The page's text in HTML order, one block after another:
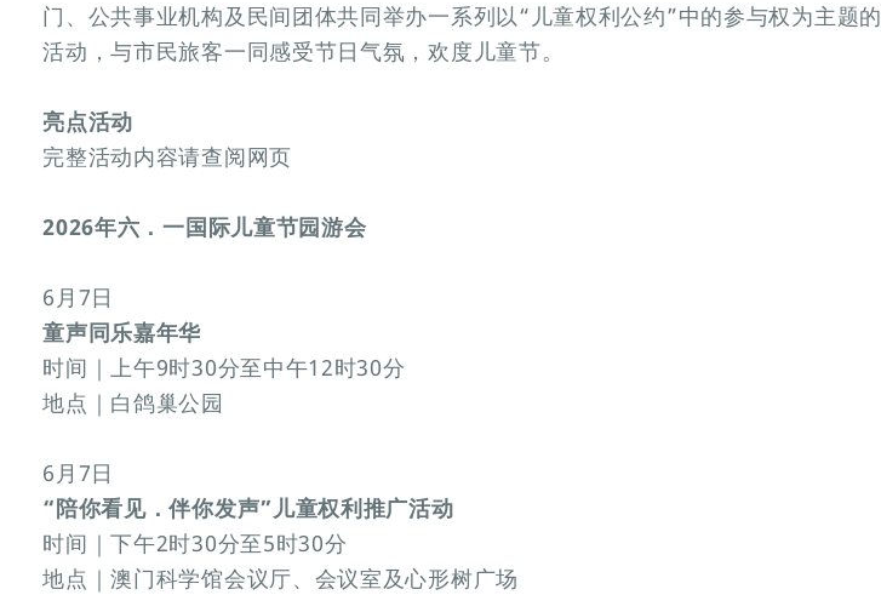
门、公共事业机构及民间团体共同举办一系列以“儿童权利公约”中的参与权为主题的
活动，与市民旅客一同感受节日气氛，欢度儿童节。
亮点活动
完整活动内容请查阅网页
2026年六．一国际儿童节园游会
6月7日
童声同乐嘉年华
时间｜上午9时30分至中午12时30分
地点｜白鸽巢公园
6月7日
“陪你看见．伴你发声”儿童权利推广活动
时间｜下午2时30分至5时30分
地点｜澳门科学馆会议厅、会议室及心形树广场